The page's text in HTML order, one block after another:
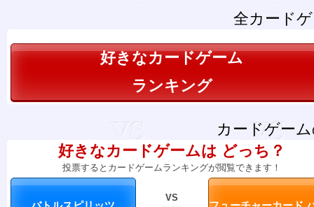
全カード
好きなカードゲーム
ランキング
カードゲー
好きなカードゲームは どっち？
投票するとカードゲームランキングが閲覧できます！
VS